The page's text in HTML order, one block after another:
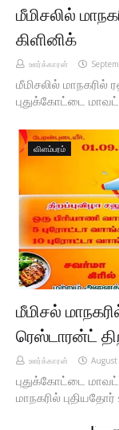
மீமிசலில்
கிளினிக்
ஊர்க்காரன்
மீமிசலில் மாநகரில்
புதுக்கோட்டை
விளம்பரம்
மீமிசல்
ரெஸ்டாரன்ட்
ஊர்க்காரன்
புதுக்கோட்டை
மாநகரில்